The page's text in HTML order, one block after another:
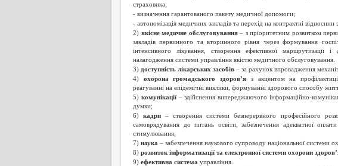
страховика;
- визначення гарантованого пакету медичної допомоги;
- автономізація медичних закладів та перехід на контрактні
2) якісне медичне обслуговування– з пріоритетним розвитком
закладів первинного та вторинного рівня через формування
інтенсивного лікування, створення ефективної маршрутизації і
налагодження системи управління якістю медичного обслуговування.
3) доступність лікарських засобів – за рахунок впровадження
4) охорона громадського здоров’я з акцентом на
реагуванні на епідемічні виклики, формуванні здорового способу
5) комунікації– здійснення випереджаючого інформаційно-
думки;
6)кадри – створення системи безперервного професійного
самоврядування до питань освіти, забезпечення адекватної
стимулювання;
7) наука – забезпечення наукового супроводу національної системи
8) розвиток інформатизації та електронної системи охорони
9) ефективна система управління.